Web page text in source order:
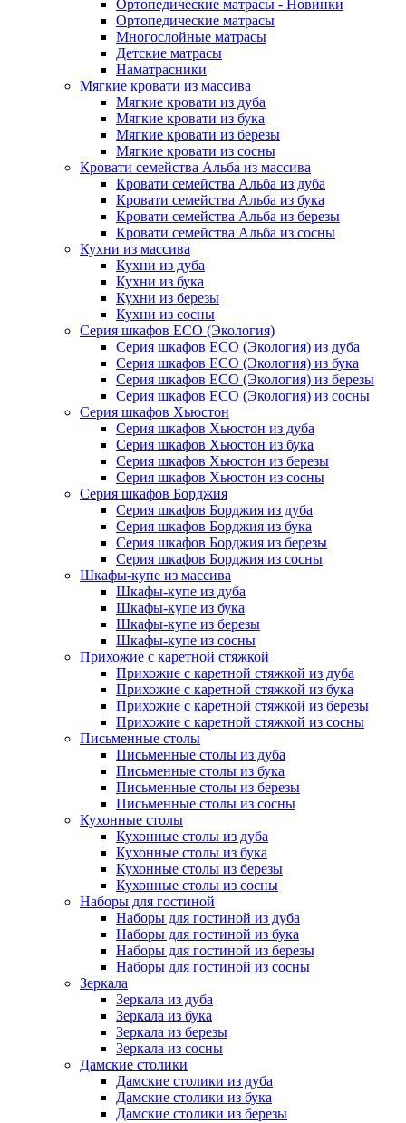
Ортопедические матрасы - Новинки
Ортопедические матрасы
Многослойные матрасы
Детские матрасы
Наматрасники
Мягкие кровати из массива
Мягкие кровати из дуба
Мягкие кровати из бука
Мягкие кровати из березы
Мягкие кровати из сосны
Кровати семейства Альба из массива
Кровати семейства Альба из дуба
Кровати семейства Альба из бука
Кровати семейства Альба из березы
Кровати семейства Альба из сосны
Кухни из массива
Кухни из дуба
Кухни из бука
Кухни из березы
Кухни из сосны
Серия шкафов ECO (Экология)
Серия шкафов ECO (Экология) из дуба
Серия шкафов ECO (Экология) из бука
Серия шкафов ECO (Экология) из березы
Серия шкафов ECO (Экология) из сосны
Серия шкафов Хьюстон
Серия шкафов Хьюстон из дуба
Серия шкафов Хьюстон из бука
Серия шкафов Хьюстон из березы
Серия шкафов Хьюстон из сосны
Серия шкафов Борджия
Серия шкафов Борджия из дуба
Серия шкафов Борджия из бука
Серия шкафов Борджия из березы
Серия шкафов Борджия из сосны
Шкафы-купе из массива
Шкафы-купе из дуба
Шкафы-купе из бука
Шкафы-купе из березы
Шкафы-купе из сосны
Прихожие с каретной стяжкой
Прихожие с каретной стяжкой из дуба
Прихожие с каретной стяжкой из бука
Прихожие с каретной стяжкой из березы
Прихожие с каретной стяжкой из сосны
Письменные столы
Письменные столы из дуба
Письменные столы из бука
Письменные столы из березы
Письменные столы из сосны
Кухонные столы
Кухонные столы из дуба
Кухонные столы из бука
Кухонные столы из березы
Кухонные столы из сосны
Наборы для гостиной
Наборы для гостиной из дуба
Наборы для гостиной из бука
Наборы для гостиной из березы
Наборы для гостиной из сосны
Зеркала
Зеркала из дуба
Зеркала из бука
Зеркала из березы
Зеркала из сосны
Дамские столики
Дамские столики из дуба
Дамские столики из бука
Дамские столики из березы